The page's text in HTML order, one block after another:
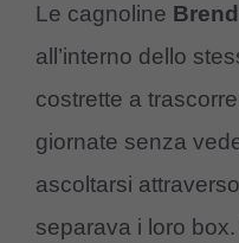
Le cagnoline
all’interno dello
costrette a
giornate senza
ascoltarsi
separava i loro